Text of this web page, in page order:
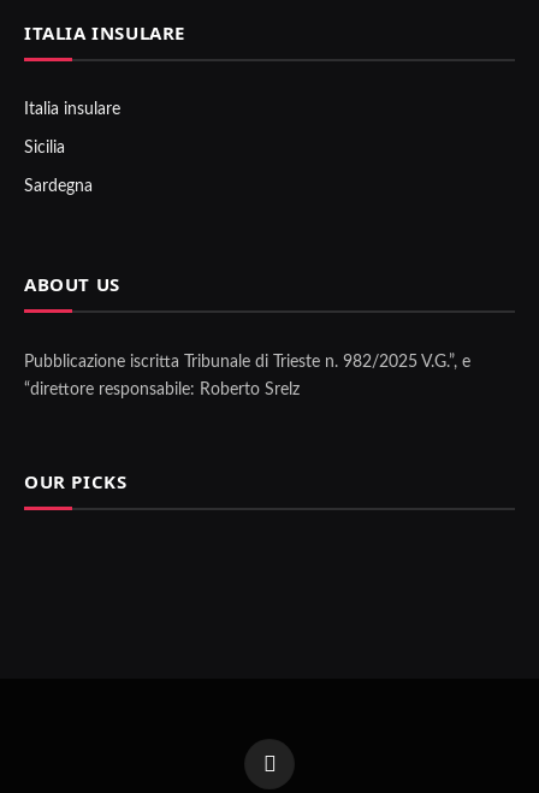
ITALIA INSULARE
Italia insulare
Sicilia
Sardegna
ABOUT US
Pubblicazione iscritta Tribunale di Trieste n. 982/2025 V.G.”, e
“direttore responsabile: Roberto Srelz
OUR PICKS
Facebook